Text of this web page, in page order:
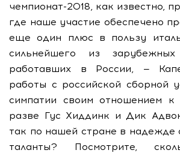
чемпионат-2018, как известно,
где наше участие обеспечено
еще один плюс в пользу
сильнейшего из зарубежных
работавших в России, —
работы с российской сборной
симпатии своим отношением к
разве Гус Хиддинк и Дик
так по нашей стране в надежде
таланты? Посмотрите,